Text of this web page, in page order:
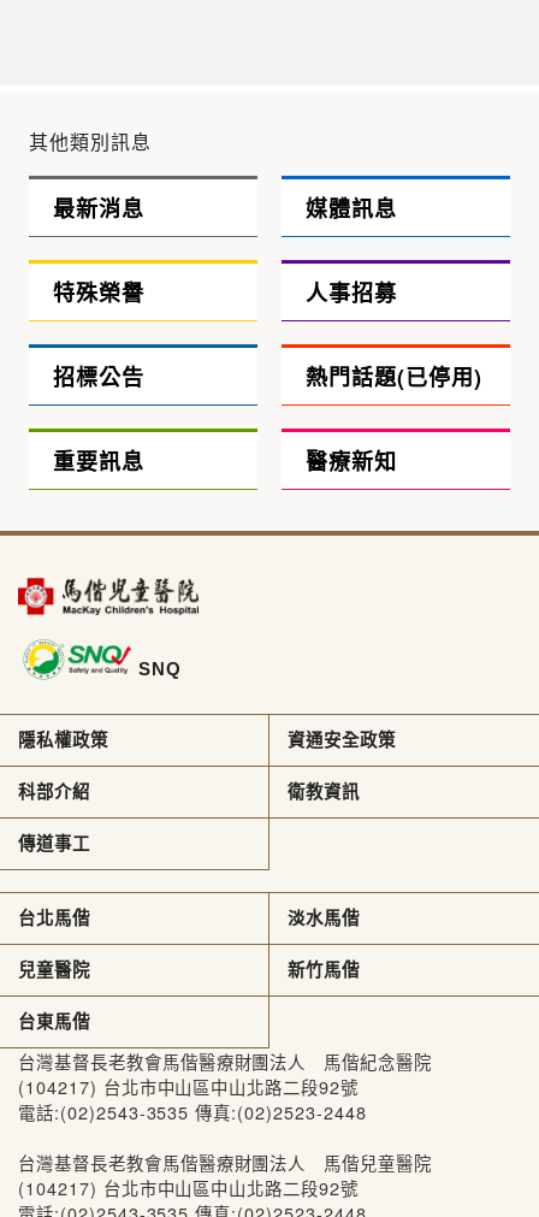
其他類別訊息
最新消息 媒體訊息
特殊榮譽 人事招募
招標公告 熱門話題(已停用)
重要訊息 醫療新知
SNQ
隱私權政策 資通安全政策
科部介紹 衛教資訊
傳道事工
台北馬偕 淡水馬偕
兒童醫院 新竹馬偕
台東馬偕
台灣基督長老教會馬偕醫療財團法人 馬偕紀念醫院
(104217) 台北市中山區中山北路二段92號
電話:(02)2543-3535 傳真:(02)2523-2448
台灣基督長老教會馬偕醫療財團法人 馬偕兒童醫院
(104217) 台北市中山區中山北路二段92號